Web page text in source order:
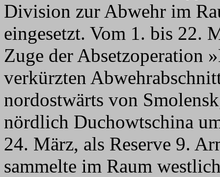
Division zur Abwehr im
eingesetzt. Vom 1. bis 22.
Zuge der Absetzoperation
verkürzten
nordostwärts von
nördlich Duchowtschina
24. März, als Reserve 9.
sammelte im Raum